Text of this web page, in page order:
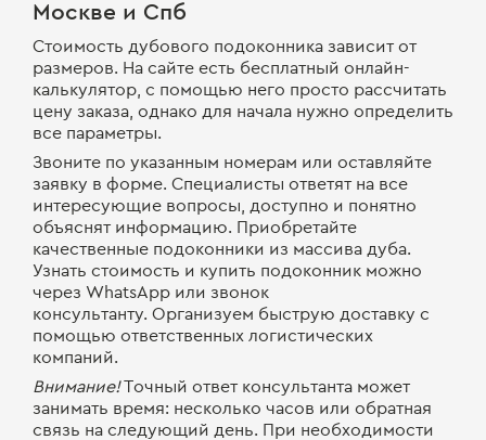
Москве и Спб
Стоимость дубового подоконника зависит от
размеров. На сайте есть бесплатный онлайн-
калькулятор, с помощью него просто рассчитать
цену заказа, однако для начала нужно определить
все параметры.
Звоните по указанным номерам или оставляйте
заявку в форме. Специалисты ответят на все
интересующие вопросы, доступно и понятно
объяснят информацию. Приобретайте
качественные подоконники из массива дуба.
Узнать стоимость и купить подоконник можно
через WhatsApp или звонок
консультанту. Организуем быструю доставку с
помощью ответственных логистических
компаний.
Внимание!Точный ответ консультанта может
занимать время: несколько часов или обратная
связь на следующий день. При необходимости